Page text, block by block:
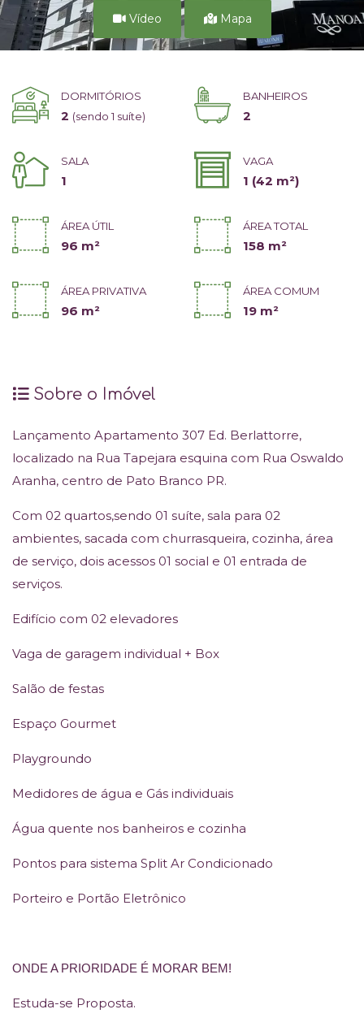
Vídeo Mapa
DORMITÓRIOS
2 (sendo 1 suíte)
BANHEIROS
2
SALA
1
VAGA
1 (42 m²)
ÁREA ÚTIL
96 m²
ÁREA TOTAL
158 m²
ÁREA PRIVATIVA
96 m²
ÁREA COMUM
19 m²
Sobre o Imóvel
Lançamento Apartamento 307 Ed. Berlattorre,
localizado na Rua Tapejara esquina com Rua Oswaldo
Aranha, centro de Pato Branco PR.
Com 02 quartos,sendo 01 suíte, sala para 02
ambientes, sacada com churrasqueira, cozinha, área
de serviço, dois acessos 01 social e 01 entrada de
serviços.
Edifício com 02 elevadores
Vaga de garagem individual + Box
Salão de festas
Espaço Gourmet
Playgroundo
Medidores de água e Gás individuais
Água quente nos banheiros e cozinha
Pontos para sistema Split Ar Condicionado
Porteiro e Portão Eletrônico
ONDE A PRIORIDADE É MORAR BEM!
Estuda-se Proposta.